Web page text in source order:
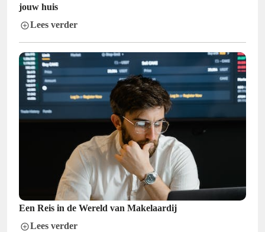
jouw huis
Lees verder
Een Reis in de Wereld van Makelaardij
Lees verder